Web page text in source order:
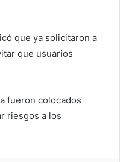
que ya solicitaron a
que usuarios
fueron colocados
riesgos a los